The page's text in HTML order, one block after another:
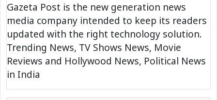
Gazeta Post is the new generation news
media company intended to keep its readers
updated with the right technology solution.
Trending News, TV Shows News, Movie
Reviews and Hollywood News, Political News
in India